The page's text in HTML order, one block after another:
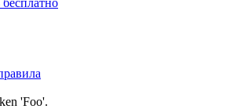
'Foo'.